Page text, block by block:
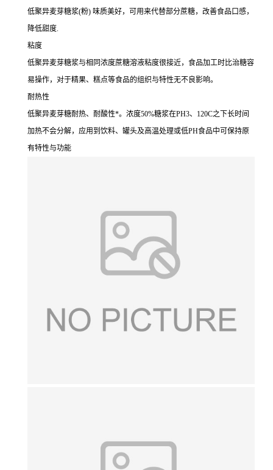
低聚异麦芽糖浆(粉) 味质美好，可用来代替部分蔗糖，改善食品口感，
降低甜度.
粘度
低聚异麦芽糖浆与相同浓度蔗糖溶液粘度很接近，食品加工时比治糖容
易操作，对于精果、糕点等食品的组织与特性无不良影响。
耐热性
低聚异麦芽糖耐热、耐酸性*。浓度50%糖浆在PH3、120C之下长时间
加热不会分解，应用到饮料、罐头及高温处理或低PH食品中可保持原
有特性与功能